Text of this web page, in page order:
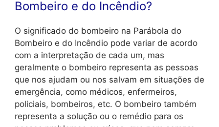
Bombeiro e do Incêndio?
O significado do bombeiro na Parábola do
Bombeiro e do Incêndio pode variar de acordo
com a interpretação de cada um, mas
geralmente o bombeiro representa as pessoas
que nos ajudam ou nos salvam em situações de
emergência, como médicos, enfermeiros,
policiais, bombeiros, etc. O bombeiro também
representa a solução ou o remédio para os